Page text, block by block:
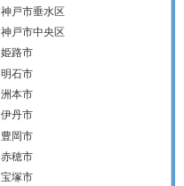
神戸市垂水区
神戸市中央区
姫路市
明石市
洲本市
伊丹市
豊岡市
赤穂市
宝塚市